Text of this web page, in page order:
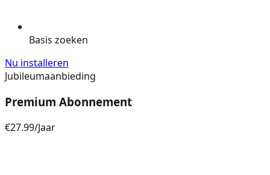
Basis zoeken
Nu installeren
Jubileumaanbieding
Premium Abonnement
€27.99/Jaar